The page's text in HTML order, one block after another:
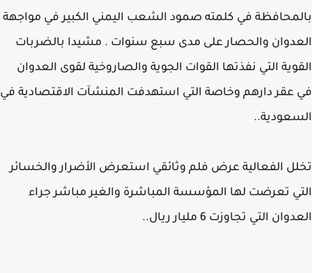
في كلمته صمود الشعب اليمني الكبير في مواجهة
والحصار على مدى سبع سنوات . مشيدا بالضربات
التي نفذتها القوات الجوية والصاروخية لقوى العدوان
عقر دارهم وخاصة التي استهدفت المنشآت الاقتصادية في
الفعالية عرض فلم وثائقي استعرض الأضرار والخسائر
تعرضت لها المؤسسة المباشرة والغير مباشر جراء
التي تجاوزت 6 مليار ريال..